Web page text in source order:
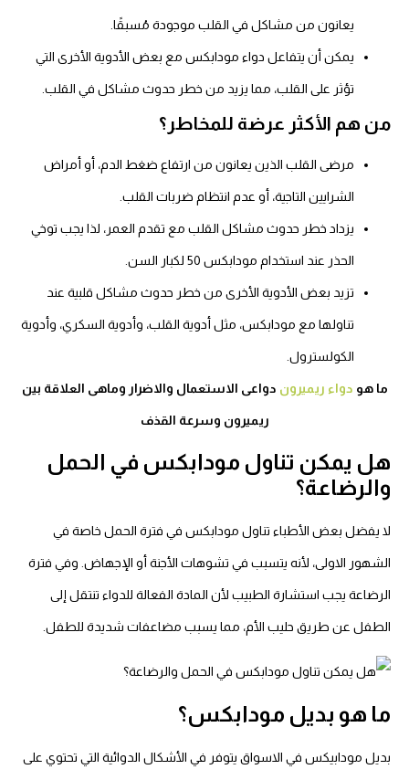
يعانون من مشاكل في القلب موجودة مُسبقًا.
يمكن أن يتفاعل دواء مودابكس مع بعض الأدوية الأخرى التي
تؤثر على القلب، مما يزيد من خطر حدوث مشاكل في القلب.
من هم الأكثر عرضة للمخاطر؟
مرضى القلب الذين يعانون من ارتفاع ضغط الدم، أو أمراض
الشرايين التاجية، أو عدم انتظام ضربات القلب.
يزداد خطر حدوث مشاكل القلب مع تقدم العمر، لذا يجب توخي
الحذر عند استخدام مودابكس 50 لكبار السن.
تزيد بعض الأدوية الأخرى من خطر حدوث مشاكل قلبية عند
تناولها مع مودابكس، مثل أدوية القلب، وأدوية السكري، وأدوية
الكولسترول.
ما هو دواء ريميرون دواعى الاستعمال والاضرار وماهى العلاقة بين
ريميرون وسرعة القذف
هل يمكن تناول مودابكس في الحمل
والرضاعة؟
لا يفضل بعض الأطباء تناول مودابكس في فترة الحمل خاصة في
الشهور الاولى، لأنه يتسبب في تشوهات الأجنة أو الإجهاض. وفي فترة
الرضاعة يجب استشارة الطبيب لأن المادة الفعالة للدواء تنتقل إلى
الطفل عن طريق حليب الأم، مما يسبب مضاعفات شديدة للطفل.
ما هو بديل مودابكس؟
بديل مودابيكس في الاسواق يتوفر في الأشكال الدوائية التي تحتوي على